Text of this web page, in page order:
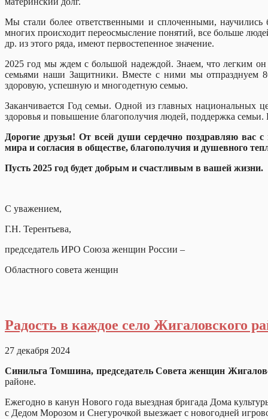
Мы стали более ответственными и сплоченными, научились
многих происходит переосмысление понятий, все больше
др. из этого ряда, имеют первостепенное значение.
2025 год мы ждем с большой надеждой. Знаем, что легким
семьями наши Защитники. Вместе с ними мы отпразднуем
здоровую, успешную и многодетную семью.
Заканчивается Год семьи. Одной из главных национальных
здоровья и повышение благополучия людей, поддержка
Дорогие друзья! От всей души сердечно поздравляю
мира и согласия в обществе, благополучия и душевного
Пусть 2025 год будет добрым и счастливым в вашей жизни.
С уважением,
Г.Н. Терентьева,
председатель ИРО Союза женщин России –
Областного совета женщин
Радость в каждое село Жигаловского
27 декабря 2024
Синильга Томшина, председатель Совета женщин
районе.
Ежегодно в канун Нового года выездная бригада Дома
с Дедом Морозом и Снегурочкой выезжает с новогодней